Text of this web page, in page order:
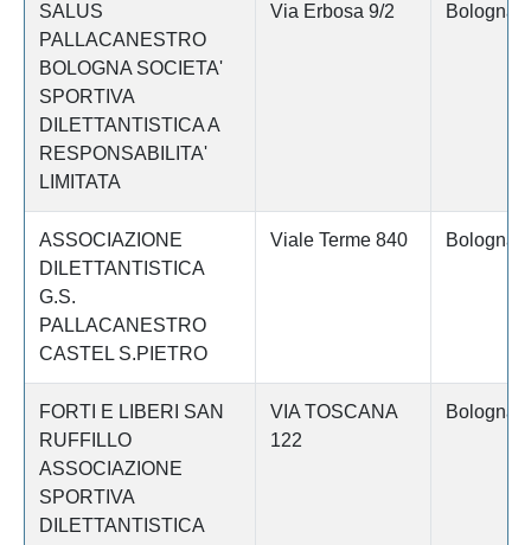
SALUS
PALLACANESTRO
BOLOGNA SOCIETA'
SPORTIVA
DILETTANTISTICA A
RESPONSABILITA'
LIMITATA
Via Erbosa 9/2 Bologna
ASSOCIAZIONE
DILETTANTISTICA
G.S.
PALLACANESTRO
CASTEL S.PIETRO
Viale Terme 840 Bologna
FORTI E LIBERI SAN
RUFFILLO
ASSOCIAZIONE
SPORTIVA
DILETTANTISTICA
VIA TOSCANA
122
Bologna